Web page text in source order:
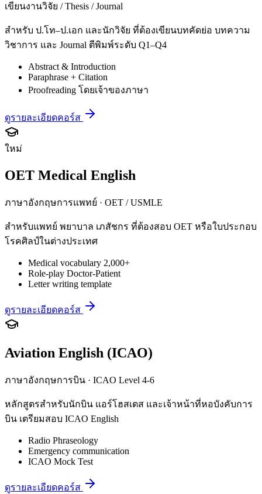
เขียนงานวิจัย / Thesis / Journal
สำหรับ ป.โท–ป.เอก และนักวิจัย ที่ต้องเขียนบทคัดย่อ บทความ
วิชาการ และ Journal ตีพิมพ์ระดับ Q1–Q4
Abstract & Introduction
Paraphrase + Citation
Proofreading โดยเจ้าของภาษา
ดูรายละเอียดคอร์ส
ใหม่
OET Medical English
ภาษาอังกฤษการแพทย์ · OET / USMLE
สำหรับแพทย์ พยาบาล เภสัชกร ที่ต้องสอบ OET หรือใบประกอบ
โรคศิลป์ในต่างประเทศ
Medical vocabulary 2,000+
Role-play Doctor-Patient
Letter writing template
ดูรายละเอียดคอร์ส
Aviation English (ICAO)
ภาษาอังกฤษการบิน · ICAO Level 4-6
หลักสูตรสำหรับนักบิน แอร์โฮสเตส และเจ้าหน้าที่หอบังคับการ
บิน เตรียมสอบ ICAO English
Radio Phraseology
Emergency communication
ICAO Mock Test
ดูรายละเอียดคอร์ส